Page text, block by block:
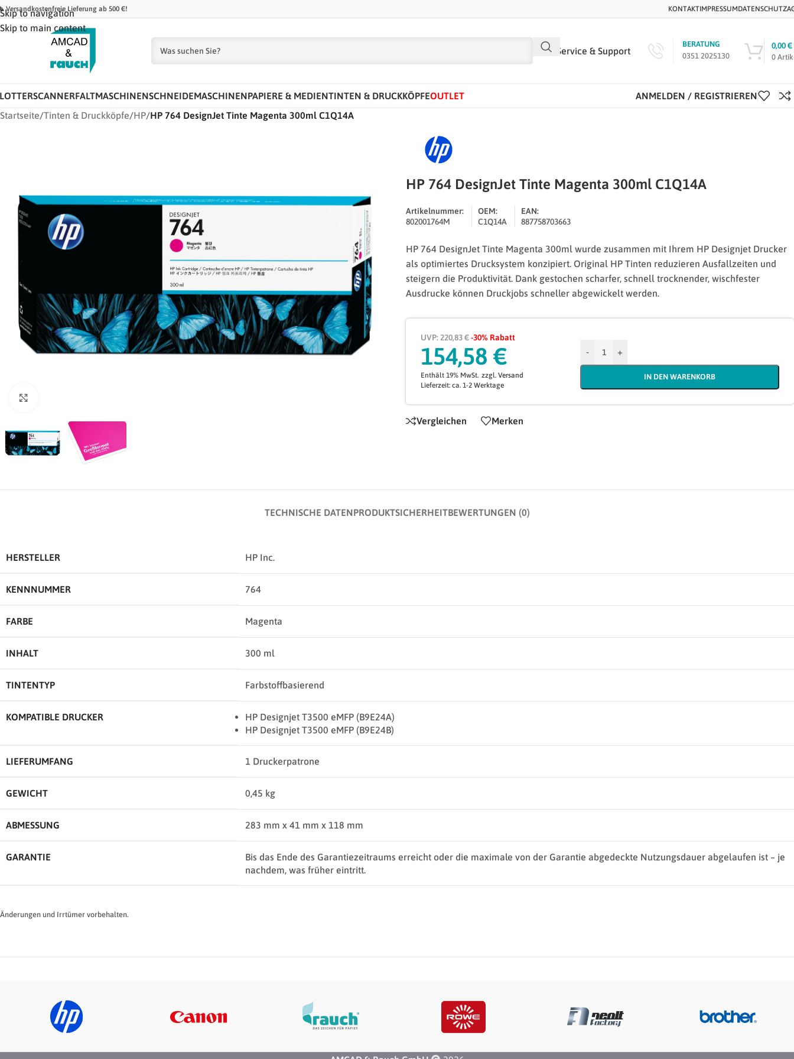
Skip to navigation
Skip to main content
Lieferung ab 500 €! KONTAKTIMPRESSUMDATENSCHUTZ
Service & Support
BERATUNG
0351 2025130
0
0,00€
SCANNERFALTMASCHINENSCHNEIDEMASCHINENPAPIERE & MEDIENTINTEN & DRUCKKÖPFEOUTLET
ANMELDEN / REGISTRIEREN
Startseite/Tinten & Druckköpfe/HP/HP 764 DesignJet Tinte Magenta 300ml C1Q14A
HP 764 DesignJet Tinte Magenta 300ml C1Q14A
Artikelnummer:
802001764M
OEM:
C1Q14A
EAN:
887758703663
HP 764 DesignJet Tinte Magenta 300ml wurde zusammen mit Ihrem HP Designjet Drucker
als optimiertes Drucksystem konzipiert. Original HP Tinten reduzieren Ausfallzeiten und
steigern die Produktivität. Dank gestochen scharfer, schnell trocknender, wischfester
Ausdrucke können Druckjobs schneller abgewickelt werden.
UVP: 220,83 €-30% Rabatt
154,58 €
Enthält 19% MwSt. zzgl. Versand
Lieferzeit: ca. 1-2 Werktage
- +
IN DEN WARENKORB
Vergleichen Merken
TECHNISCHE DATENPRODUKTSICHERHEITBEWERTUNGEN (0)
HERSTELLER HP Inc.
KENNNUMMER 764
FARBE Magenta
INHALT 300 ml
TINTENTYP Farbstoffbasierend
KOMPATIBLE DRUCKER
HP Designjet T3500 eMFP (B9E24A)
HP Designjet T3500 eMFP (B9E24B)
LIEFERUMFANG 1 Druckerpatrone
GEWICHT 0,45 kg
ABMESSUNG 283 mm x 41 mm x 118 mm
GARANTIE
Bis das Ende des Garantiezeitraums erreicht oder die maximale von der Garantie abgedeckte Nutzungsdauer abgelaufen ist – je
nachdem, was früher eintritt.
Änderungen und Irrtümer vorbehalten.